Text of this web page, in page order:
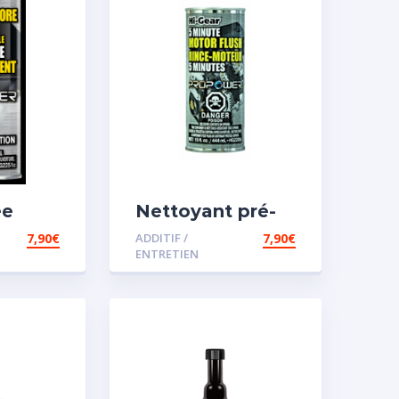
7,90€
Nettoyant pré-
vidange
ADDITIF /
ENTRETIEN
7,90€